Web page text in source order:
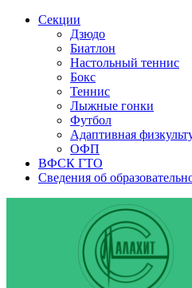
Секции
Дзюдо
Биатлон
Настольный теннис
Бокс
Теннис
Лыжные гонки
Футбол
Адаптивная
ОФП
ВФСК ГТО
Сведения об